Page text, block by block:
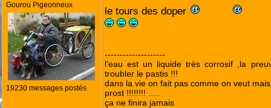
Gourou Pigeonneux
19230 messages postés
le tours des doper
--------------------
l'eau est un liquide très corrosif ,la
troubler le pastis !!!
dans la vie on fait pas comme on veut
prost !!!!!!!! .....
ça ne finira jamais